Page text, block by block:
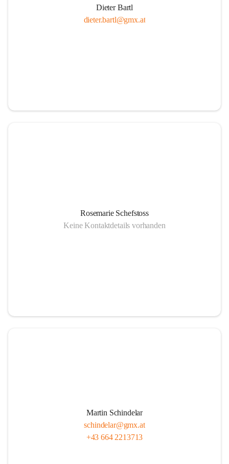
Dieter Bartl
dieter.bartl@gmx.at
Rosemarie Schefstoss
Keine Kontaktdetails vorhanden
Martin Schindelar
schindelar@gmx.at
+43 664 2213713